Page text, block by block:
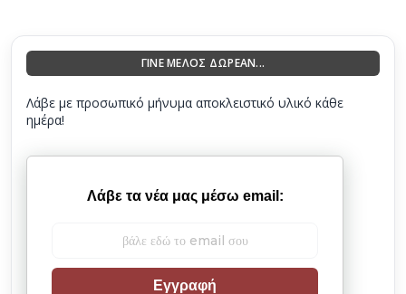
ΓΙΝΕ ΜΕΛΟΣ ΔΩΡΕΑΝ...
Λάβε με προσωπικό μήνυμα αποκλειστικό υλικό κάθε
ημέρα!
Λάβε τα νέα μας μέσω email:
Εγγραφή